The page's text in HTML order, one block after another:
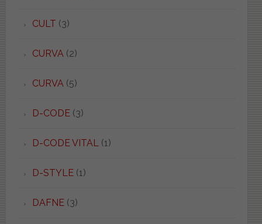
CULT (3)
CURVA(2)
CURVA(5)
D-CODE(3)
D-CODE VITAL(1)
D-STYLE(1)
DAFNE(3)